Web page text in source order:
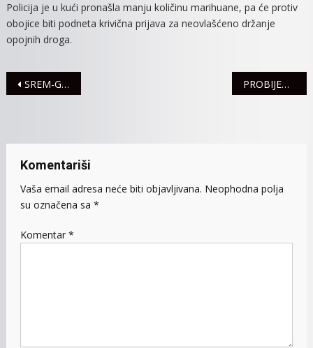
Policija je u kući pronašla manju količinu marihuane, pa će protiv
obojice biti podneta krivična prijava za neovlašćeno držanje
opojnih droga.
Navigacija
SREM-GAS OČITAO GAS, MOGUĆE PROLONGIRANJE PLAĆANJA RAČUNA BRZ KAMATE PROBIJENA PRVA TUNELSKA CEV U ČORTANOVCIMA, NA TRASI BRZE PRUGE BEOGRAD – NOVI SAD
Komentariši
Vaša email adresa neće biti objavljivana. Neophodna polja
su označena sa *
Komentar *